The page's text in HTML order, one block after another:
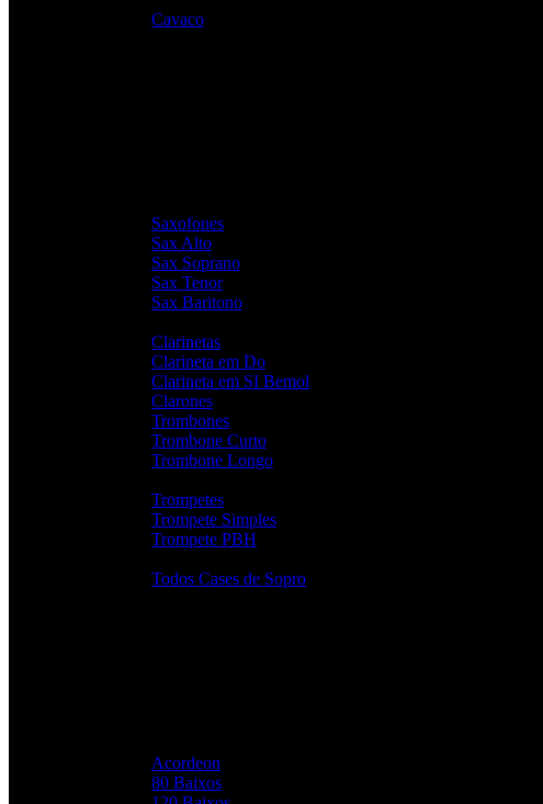
Cavaco
Saxofones
Sax Alto
Sax Soprano
Sax Tenor
Sax Baritono
Clarinetas
Clarineta em Do
Clarineta em SI Bemol
Clarones
Trombones
Trombone Curto
Trombone Longo
Trompetes
Trompete Simples
Trompete PBH
Todos Cases de Sopro
Acordeon
80 Baixos